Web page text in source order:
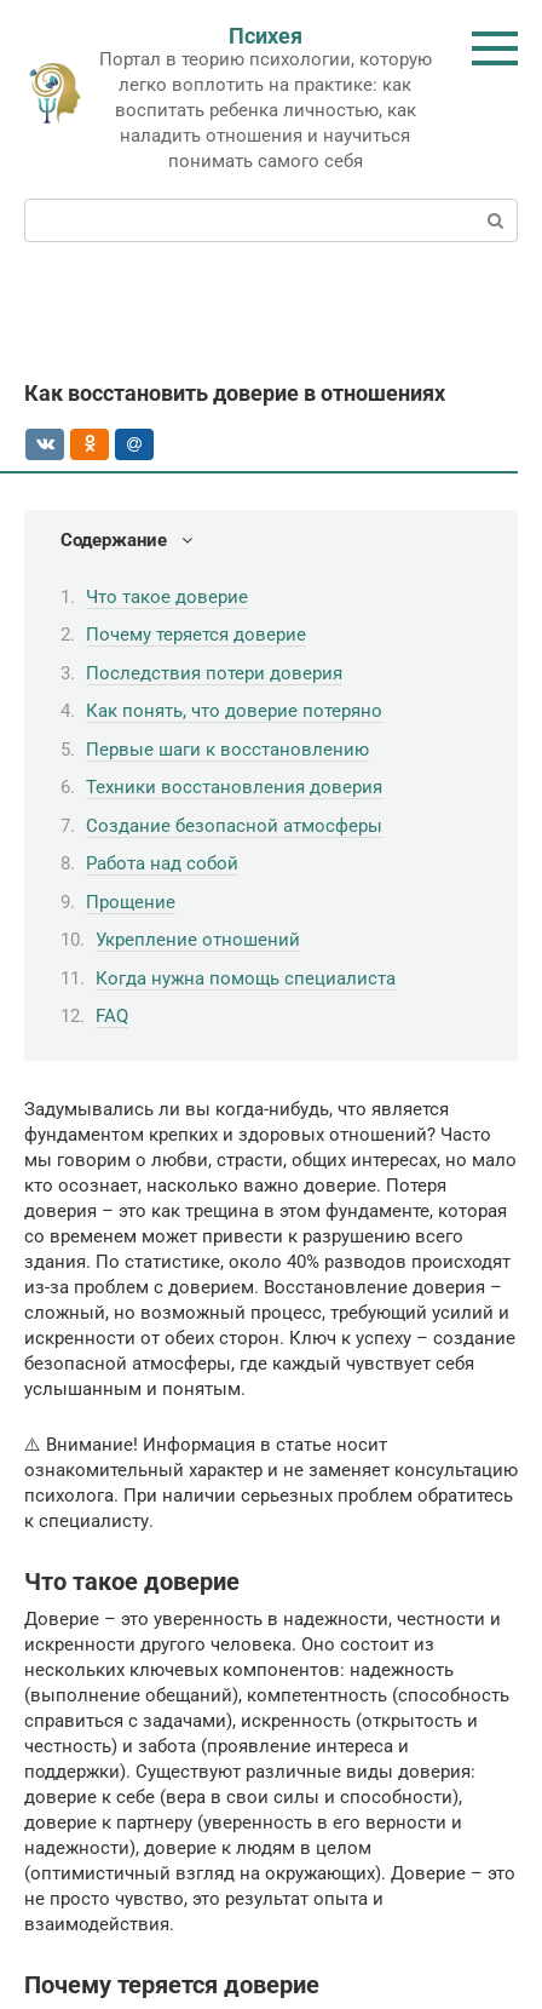
контенту
Психея
Портал в теорию психологии, которую
легко воплотить на практике: как
воспитать ребенка личностью, как
наладить отношения и научиться
понимать самого себя
Поиск:
Как восстановить доверие в отношениях
Содержание
Что такое доверие
Почему теряется доверие
Последствия потери доверия
Как понять, что доверие потеряно
Первые шаги к восстановлению
Техники восстановления доверия
Создание безопасной атмосферы
Работа над собой
Прощение
Укрепление отношений
Когда нужна помощь специалиста
FAQ
Задумывались ли вы когда-нибудь, что является
фундаментом крепких и здоровых отношений? Часто
мы говорим о любви, страсти, общих интересах, но мало
кто осознает, насколько важно доверие. Потеря
доверия – это как трещина в этом фундаменте, которая
со временем может привести к разрушению всего
здания. По статистике, около 40% разводов происходят
из-за проблем с доверием. Восстановление доверия –
сложный, но возможный процесс, требующий усилий и
искренности от обеих сторон. Ключ к успеху – создание
безопасной атмосферы, где каждый чувствует себя
услышанным и понятым.
⚠️ Внимание! Информация в статье носит
ознакомительный характер и не заменяет консультацию
психолога. При наличии серьезных проблем обратитесь
к специалисту.
Что такое доверие
Доверие – это уверенность в надежности, честности и
искренности другого человека. Оно состоит из
нескольких ключевых компонентов: надежность
(выполнение обещаний), компетентность (способность
справиться с задачами), искренность (открытость и
честность) и забота (проявление интереса и
поддержки). Существуют различные виды доверия:
доверие к себе (вера в свои силы и способности),
доверие к партнеру (уверенность в его верности и
надежности), доверие к людям в целом
(оптимистичный взгляд на окружающих). Доверие – это
не просто чувство, это результат опыта и
взаимодействия.
Почему теряется доверие